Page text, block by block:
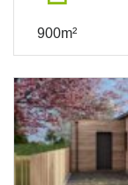
900m²